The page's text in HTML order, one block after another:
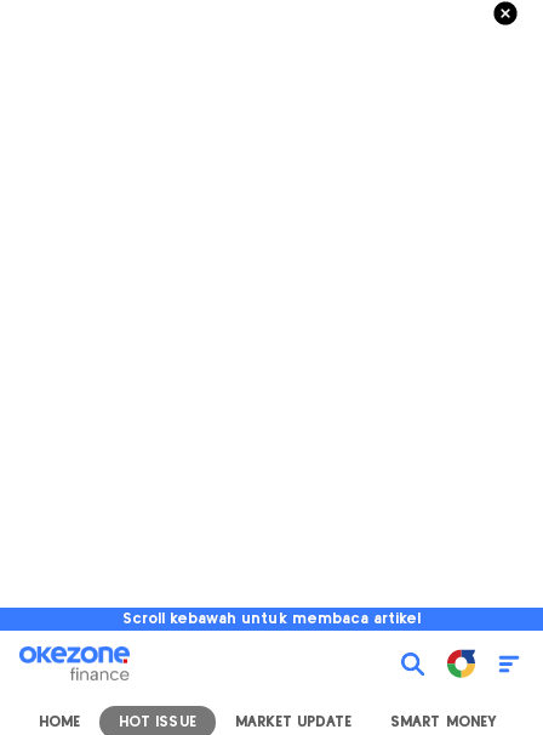
Scroll kebawah untuk membaca artikel
HOME HOT ISSUE MARKET UPDATE SMART MONEY